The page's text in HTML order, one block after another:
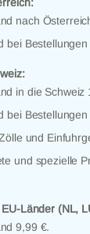
nach
bei
in die Schweiz
bei
und
und spezielle
Länder (NL,
9,99 €.